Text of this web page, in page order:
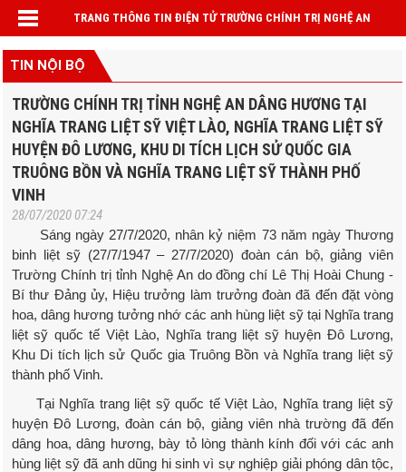
TRANG THÔNG TIN ĐIỆN TỬ TRƯỜNG CHÍNH TRỊ NGHỆ AN
TIN NỘI BỘ
TRƯỜNG CHÍNH TRỊ TỈNH NGHỆ AN DÂNG HƯƠNG TẠI
NGHĨA TRANG LIỆT SỸ VIỆT LÀO, NGHĨA TRANG LIỆT SỸ
HUYỆN ĐÔ LƯƠNG, KHU DI TÍCH LỊCH SỬ QUỐC GIA
TRUÔNG BỒN VÀ NGHĨA TRANG LIỆT SỸ THÀNH PHỐ
VINH
28/07/2020 07:24
Sáng ngày 27/7/2020, nhân kỷ niệm 73 năm ngày Thương
binh liệt sỹ (27/7/1947 – 27/7/2020) đoàn cán bộ, giảng viên
Trường Chính trị tỉnh Nghệ An do đồng chí Lê Thị Hoài Chung -
Bí thư Đảng ủy, Hiệu trưởng làm trưởng đoàn đã đến đặt vòng
hoa, dâng hương tưởng nhớ các anh hùng liệt sỹ tại Nghĩa trang
liệt sỹ quốc tế Việt Lào, Nghĩa trang liệt sỹ huyện Đô Lương,
Khu Di tích lịch sử Quốc gia Truông Bồn và Nghĩa trang liệt sỹ
thành phố Vinh.
Tại Nghĩa trang liệt sỹ quốc tế Việt Lào, Nghĩa trang liệt sỹ
huyện Đô Lương, đoàn cán bộ, giảng viên nhà trường đã đến
dâng hoa, dâng hương, bày tỏ lòng thành kính đối với các anh
hùng liệt sỹ đã anh dũng hi sinh vì sự nghiệp giải phóng dân tộc,